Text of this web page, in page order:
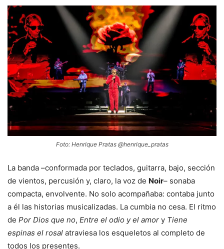
Foto: Henrique Pratas @henrique_pratas
La banda –conformada por teclados, guitarra, bajo, sección
de vientos, percusión y, claro, la voz de Noir– sonaba
compacta, envolvente. No solo acompañaba: contaba junto
a él las historias musicalizadas. La cumbia no cesa. El ritmo
de Por Dios que no, Entre el odio y el amor y Tiene
espinas el rosal atraviesa los esqueletos al completo de
todos los presentes.